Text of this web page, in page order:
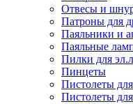
Отвесы и
Патроны для
Паяльники и
Паяльные
Пилки для
Пинцеты
Пистолеты
Пистолеты